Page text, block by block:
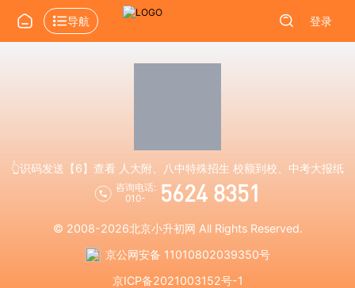
导航 登录
👆识码发送【6】查看 人大附、八中特殊招生 校额到校、中考大报纸
咨询电话:
010-
5624 8351
© 2008-2026北京小升初网 All Rights Reserved.
京公网安备 11010802039350号
京ICP备2021003152号-1